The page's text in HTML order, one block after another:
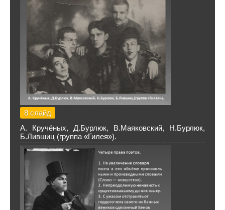
8 слайд
А. Кручёных, Д.Бурлюк, В.Маяковский, Н.Бурлюк,
Б.Лившиц (группа «Гилея»).